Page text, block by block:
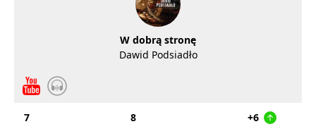
W dobrą stronę
Dawid Podsiadło
7 8 +6